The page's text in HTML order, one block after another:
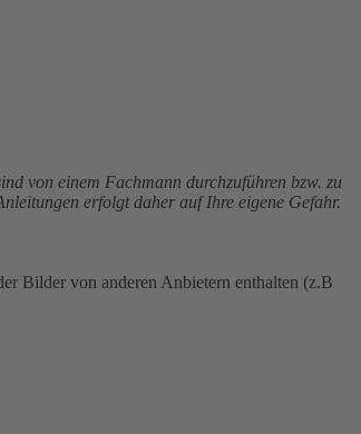
von einem Fachmann durchzuführen bzw. zu
erfolgt daher auf Ihre eigene Gefahr.
Bilder von anderen Anbietern enthalten (z.B